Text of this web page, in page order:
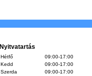
Nyitvatartás
Hétfő
09:00-17:00
Kedd
09:00-17:00
Szerda
09:00-17:00